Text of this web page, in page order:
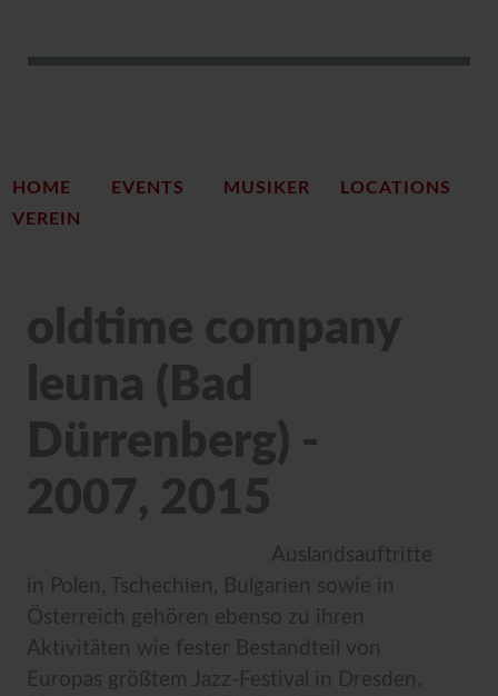
HOME EVENTS MUSIKER
LOCATIONS
VEREIN
oldtime company
leuna (Bad
Dürrenberg) -
2007, 2015
Auslandsauftritte
in Polen, Tschechien, Bulgarien sowie in
Österreich gehören ebenso zu ihren
Aktivitäten wie fester Bestandteil von
Europas größtem Jazz-Festival in Dresden.